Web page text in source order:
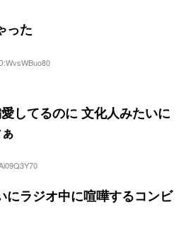
った
してるのに 文化人みたいに
にラジオ中に喧嘩するコンビ